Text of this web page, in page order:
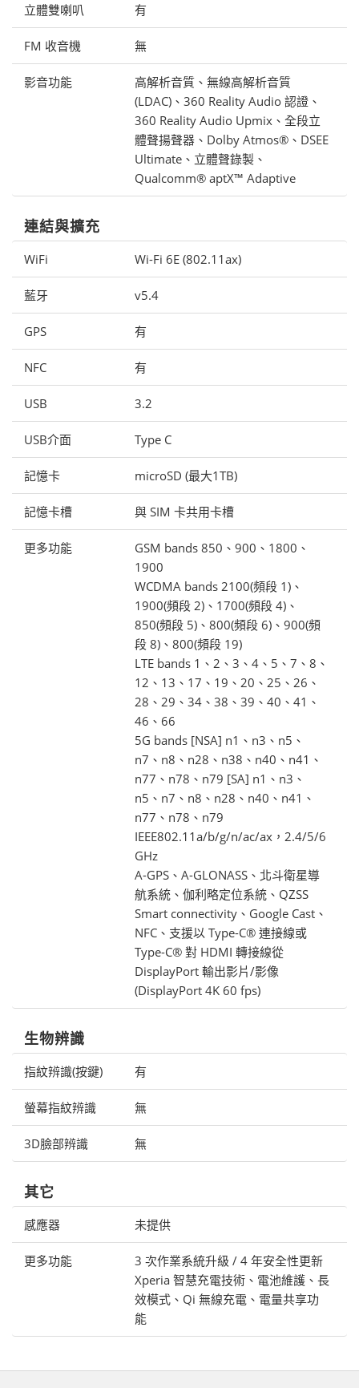
立體雙喇叭 有
FM 收音機 無
影音功能
高解析音質、無線高解析音質
(LDAC)、360 Reality Audio 認證、
360 Reality Audio Upmix、全段立
體聲揚聲器、Dolby Atmos®、DSEE
Ultimate、立體聲錄製、
Qualcomm® aptX™ Adaptive
連結與擴充
WiFi Wi-Fi 6E (802.11ax)
藍牙 v5.4
GPS 有
NFC 有
USB 3.2
USB介面 Type C
記憶卡 microSD (最大1TB)
記憶卡槽 與 SIM 卡共用卡槽
更多功能
GSM bands 850、900、1800、
1900
WCDMA bands 2100(頻段 1)、
1900(頻段 2)、1700(頻段 4)、
850(頻段 5)、800(頻段 6)、900(頻
段 8)、800(頻段 19)
LTE bands 1、2、3、4、5、7、8、
12、13、17、19、20、25、26、
28、29、34、38、39、40、41、
46、66
5G bands [NSA] n1、n3、n5、
n7、n8、n28、n38、n40、n41、
n77、n78、n79 [SA] n1、n3、
n5、n7、n8、n28、n40、n41、
n77、n78、n79
IEEE802.11a/b/g/n/ac/ax，2.4/5/6
GHz
A-GPS、A-GLONASS、北斗衛星導
航系統、伽利略定位系統、QZSS
Smart connectivity、Google Cast、
NFC、支援以 Type-C® 連接線或
Type-C® 對 HDMI 轉接線從
DisplayPort 輸出影片/影像
(DisplayPort 4K 60 fps)
生物辨識
指紋辨識(按鍵) 有
螢幕指紋辨識 無
3D臉部辨識 無
其它
感應器 未提供
更多功能
3 次作業系統升級 / 4 年安全性更新
Xperia 智慧充電技術、電池維護、長
效模式、Qi 無線充電、電量共享功
能